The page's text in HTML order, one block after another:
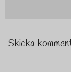
Skicka